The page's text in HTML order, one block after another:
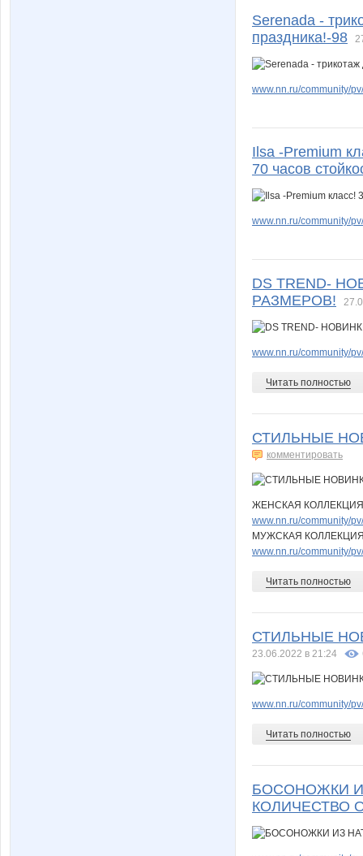
Serenada -
праздника!-98
www.nn.ru/community/
Ilsa -Premium
70 часов
www.nn.ru/community/
DS TREND-
РАЗМЕРОВ!
www.nn.ru/community/
Читать полностью
СТИЛЬНЫЕ
комментировать
ЖЕНСКАЯ КОЛЛЕКЦИЯ
www.nn.ru/community/
МУЖСКАЯ
www.nn.ru/community/
Читать полностью
СТИЛЬНЫЕ
23.06.2022 в 21:24
www.nn.ru/community/
Читать полностью
БОСОНОЖКИ
КОЛИЧЕСТВО